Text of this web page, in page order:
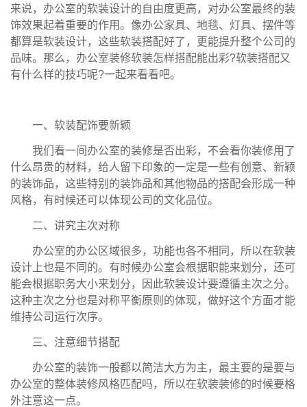
来说，办公室的软装设计的自由度更高，对办公室最终的装
饰效果起着重要的作用。像办公家具、地毯、灯具、摆件等
都算是软装设计，这些软装搭配好了，更能提升整个公司的
品味。那么，办公室装修软装怎样搭配能出彩?软装搭配又
有什么样的技巧呢?一起来看看吧。
一、软装配饰要新颖
我们看一间办公室的装修是否出彩，不会看你装修用了
什么昂贵的材料，给人留下印象的一定是一些有创意、新颖
的装饰品，这些特别的装饰品和其他物品的搭配会形成一种
风格，有时候还可以体现公司的文化品位。
二、讲究主次对称
办公室的办公区域很多，功能也各不相同，所以在软装
设计上也是不同的。有时候办公室会根据职能来划分，还可
能会根据职务大小来划分，因此软装设计要遵循主次之分。
这种主次之分也是对称平衡原则的体现，做好这个方面才能
维持公司运行次序。
三、注意细节搭配
办公室的装饰一般都以简洁大方为主，最主要的是要与
办公室的整体装修风格匹配吗，所以在软装装修的时候要格
外注意这一点。